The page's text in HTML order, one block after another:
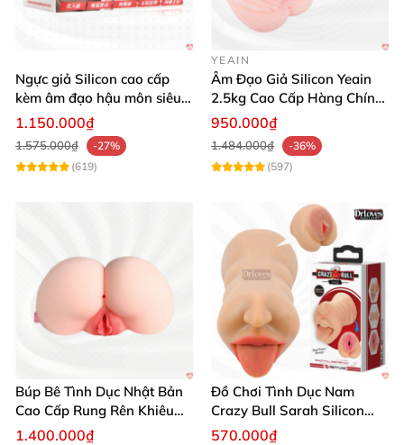
Ngực giả Silicon cao cấp
kèm âm đạo hậu môn siêu
thật BIG BREAST
1.150.000₫
1.575.000₫
-27%
(619)
YEAIN
Âm Đạo Giả Silicon Yeain
2.5kg Cao Cấp Hàng Chính
Hãng
950.000₫
1.484.000₫
-36%
(597)
Búp Bê Tình Dục Nhật Bản
Cao Cấp Rung Rên Khiêu
Gợi 2 Lỗ
1.400.000₫
Đồ Chơi Tình Dục Nam
Crazy Bull Sarah Silicon
Cao Cấp
570.000₫